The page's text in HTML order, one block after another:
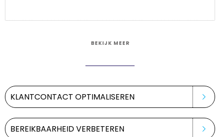
BEKIJK MEER
KLANTCONTACT OPTIMALISEREN
BEREIKBAARHEID VERBETEREN